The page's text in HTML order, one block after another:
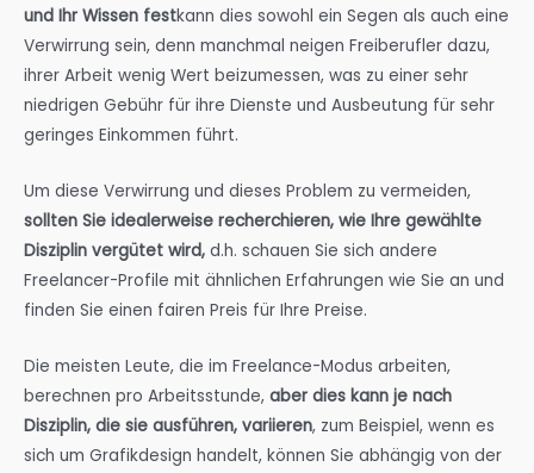
und Ihr Wissen festkann dies sowohl ein Segen als auch eine
Verwirrung sein, denn manchmal neigen Freiberufler dazu,
ihrer Arbeit wenig Wert beizumessen, was zu einer sehr
niedrigen Gebühr für ihre Dienste und Ausbeutung für sehr
geringes Einkommen führt.
Um diese Verwirrung und dieses Problem zu vermeiden,
sollten Sie idealerweise recherchieren, wie Ihre gewählte
Disziplin vergütet wird, d.h. schauen Sie sich andere
Freelancer-Profile mit ähnlichen Erfahrungen wie Sie an und
finden Sie einen fairen Preis für Ihre Preise.
Die meisten Leute, die im Freelance-Modus arbeiten,
berechnen pro Arbeitsstunde, aber dies kann je nach
Disziplin, die sie ausführen, variieren, zum Beispiel, wenn es
sich um Grafikdesign handelt, können Sie abhängig von der